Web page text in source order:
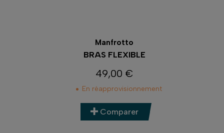
Manfrotto
BRAS FLEXIBLE
Prix
49,00 €
En réapprovisionnement
Comparer